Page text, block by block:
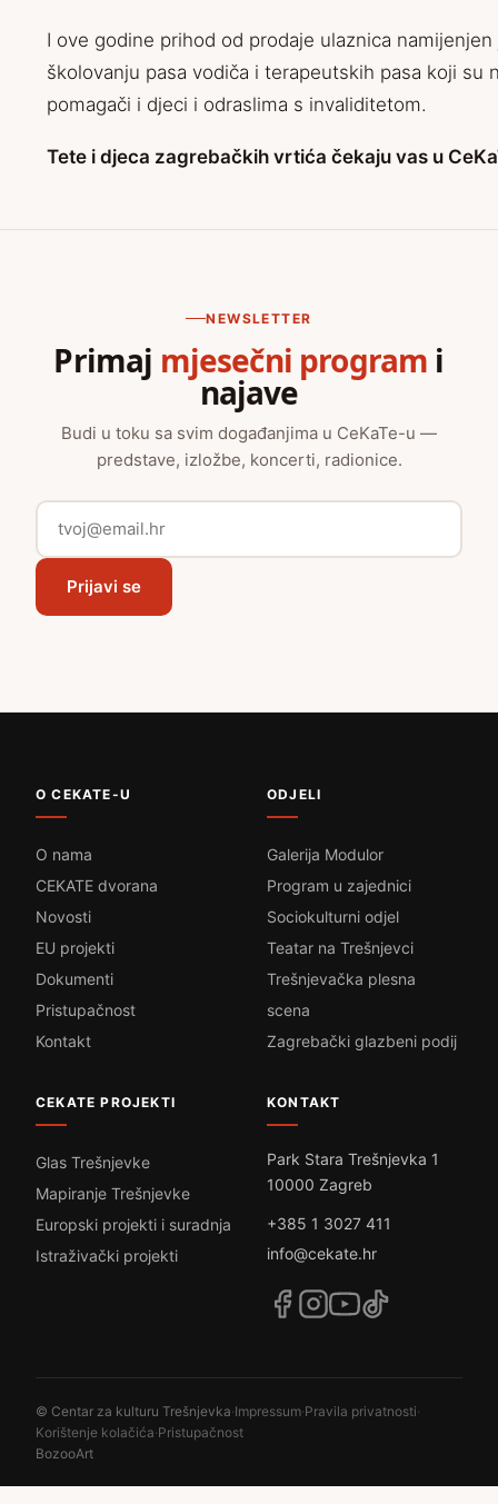
I ove godine prihod od prodaje ulaznica namijenjen
školovanju pasa vodiča i terapeutskih pasa koji su
pomagači i djeci i odraslima s invaliditetom.
Tete i djeca zagrebačkih vrtića čekaju vas u
NEWSLETTER
Primaj mjesečni program i
najave
Budi u toku sa svim događanjima u CeKaTe-u —
predstave, izložbe, koncerti, radionice.
Prijavi se
O CEKATE-U
O nama
CEKATE dvorana
Novosti
EU projekti
Dokumenti
Pristupačnost
Kontakt
ODJELI
Galerija Modulor
Program u zajednici
Sociokulturni odjel
Teatar na Trešnjevci
Trešnjevačka plesna
scena
Zagrebački glazbeni podij
CEKATE PROJEKTI
Glas Trešnjevke
Mapiranje Trešnjevke
Europski projekti i suradnja
Istraživački projekti
KONTAKT
Park Stara Trešnjevka 1
10000 Zagreb
+385 1 3027 411
info@cekate.hr
© Centar za kulturu Trešnjevka·Impressum·Pravila privatnosti·
Korištenje kolačića·Pristupačnost
BozooArt